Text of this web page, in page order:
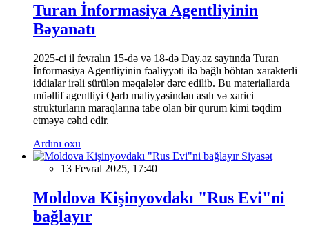
Turan İnformasiya Agentliyinin
Bəyanatı
2025-ci il fevralın 15-də və 18-də Day.az saytında Turan
İnformasiya Agentliyinin fəaliyyəti ilə bağlı böhtan xarakterli
iddialar irəli sürülən məqalələr dərc edilib. Bu materiallarda
müəllif agentliyi Qərb maliyyəsindən asılı və xarici
strukturların maraqlarına tabe olan bir qurum kimi təqdim
etməyə cəhd edir.
Ardını oxu
Siyasət
13 Fevral 2025, 17:40
Moldova Kişinyovdakı "Rus Evi"ni
bağlayır